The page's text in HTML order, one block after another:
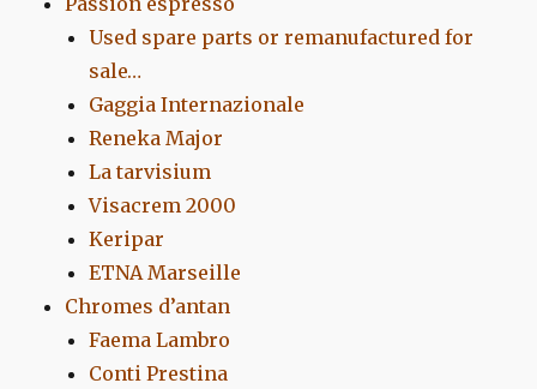
Used spare parts or remanufactured for
sale…
Gaggia Internazionale
Reneka Major
La tarvisium
Visacrem 2000
Keripar
ETNA Marseille
Chromes d’antan
Faema Lambro
Conti Prestina